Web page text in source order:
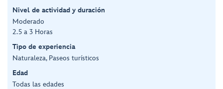
Nivel de actividad y duración
Moderado
2.5 a 3 Horas
Tipo de experiencia
Naturaleza, Paseos turísticos
Edad
Todas las edades